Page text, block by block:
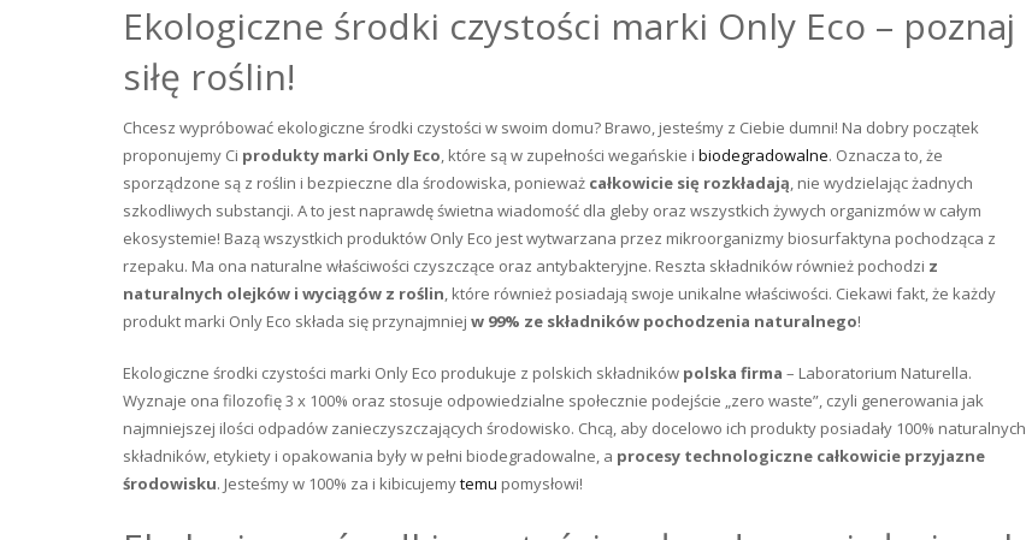
Ekologiczne środki czystości marki Only Eco – poznaj
siłę roślin!
Chcesz wypróbować ekologiczne środki czystości w swoim domu? Brawo, jesteśmy z Ciebie dumni! Na dobry początek
proponujemy Ci produkty marki Only Eco, które są w zupełności wegańskie i biodegradowalne. Oznacza to, że
sporządzone są z roślin i bezpieczne dla środowiska, ponieważ całkowicie się rozkładają, nie wydzielając żadnych
szkodliwych substancji. A to jest naprawdę świetna wiadomość dla gleby oraz wszystkich żywych organizmów w całym
ekosystemie! Bazą wszystkich produktów Only Eco jest wytwarzana przez mikroorganizmy biosurfaktyna pochodząca z
rzepaku. Ma ona naturalne właściwości czyszczące oraz antybakteryjne. Reszta składników również pochodzi z
naturalnych olejków i wyciągów z roślin, które również posiadają swoje unikalne właściwości. Ciekawi fakt, że każdy
produkt marki Only Eco składa się przynajmniej w 99% ze składników pochodzenia naturalnego!
Ekologiczne środki czystości marki Only Eco produkuje z polskich składników polska firma – Laboratorium Naturella.
Wyznaje ona filozofię 3 x 100% oraz stosuje odpowiedzialne społecznie podejście „zero waste”, czyli generowania jak
najmniejszej ilości odpadów zanieczyszczających środowisko. Chcą, aby docelowo ich produkty posiadały 100% naturalnych
składników, etykiety i opakowania były w pełni biodegradowalne, a procesy technologiczne całkowicie przyjazne
środowisku. Jesteśmy w 100% za i kibicujemytemu pomysłowi!